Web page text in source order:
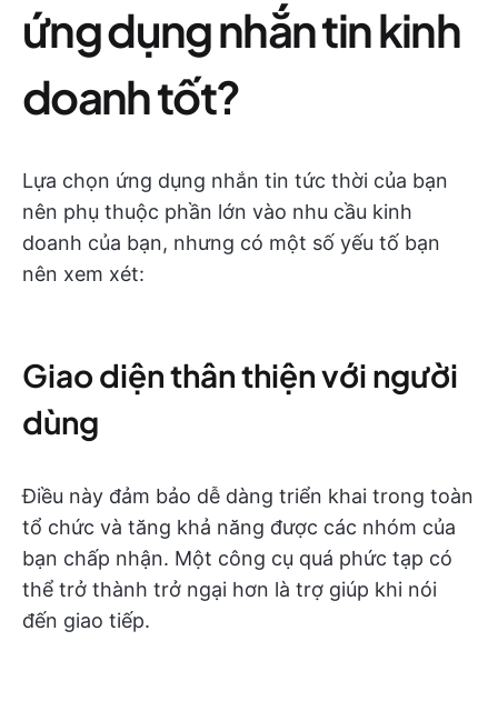
ứng dụng nhắn tin kinh
doanh tốt?
Lựa chọn ứng dụng nhắn tin tức thời của bạn
nên phụ thuộc phần lớn vào nhu cầu kinh
doanh của bạn, nhưng có một số yếu tố bạn
nên xem xét:
Giao diện thân thiện với người
dùng
Điều này đảm bảo dễ dàng triển khai trong toàn
tổ chức và tăng khả năng được các nhóm của
bạn chấp nhận. Một công cụ quá phức tạp có
thể trở thành trở ngại hơn là trợ giúp khi nói
đến giao tiếp.